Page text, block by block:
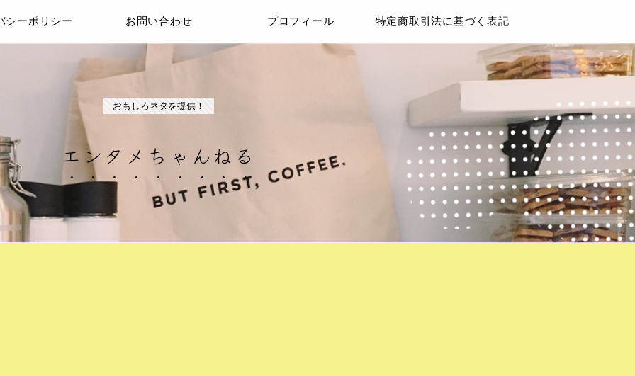
おもしろネタを提供！
エンタメちゃんねる
シーポリシー お問い合わせ プロフィール 特定商取引法に基づく表記